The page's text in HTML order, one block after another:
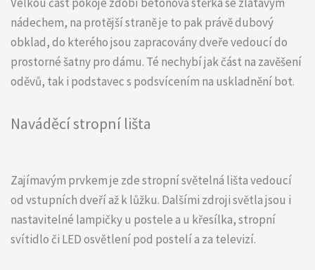
Velkou část pokoje zdobí betonová stěrka se zlatavým
nádechem, na protější straně je to pak právě dubový
obklad, do kterého jsou zapracovány dveře vedoucí do
prostorné šatny pro dámu. Té nechybí jak část na zavěšení
oděvů, tak i podstavec s podsvícením na uskladnění bot.
Naváděcí stropní lišta
Zajímavým prvkem je zde stropní světelná lišta vedoucí
od vstupních dveří až k lůžku. Dalšími zdroji světla jsou i
nastavitelné lampičky u postele a u křesílka, stropní
svítidlo či LED osvětlení pod postelí a za televizí.